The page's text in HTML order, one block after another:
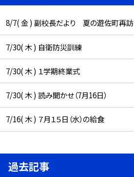
8/7( 金 ) 副校長だより 夏の遊佐町再訪
7/30( 木 ) 自衛防災訓練
7/30( 木 ) １学期終業式
7/30( 木 ) 読み聞かせ（7月16日）
7/16( 木 ) ７月１５日（水）の給食
過去記事